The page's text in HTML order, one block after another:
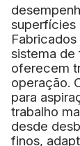
superfícies
sistema
oferecem
operação.
para
trabalho
desde
finos,